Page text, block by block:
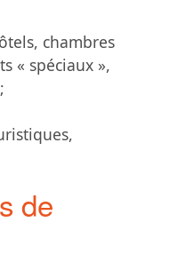
chambres
« spéciaux »,
de